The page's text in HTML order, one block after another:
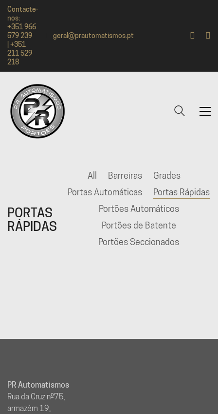
Contacte-
nos:
+351 966
579 239
| +351
211 529
218
geral@prautomatismos.pt
PORTAS
RÁPIDAS
All Barreiras
Grades
Portas Automáticas
Portas Rápidas
Portões Automáticos
Portões de Batente
Portões Seccionados
PR Automatismos
Rua da Cruz nº75,
armazém 19,